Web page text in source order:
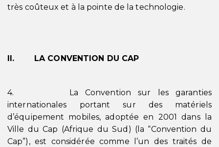
très coûteux et à la pointe de la technologie.
II. LA CONVENTION DU CAP
4. La Convention sur les garanties
internationales portant sur des matériels
d’équipement mobiles, adoptée en 2001 dans la
Ville du Cap (Afrique du Sud) (la “Convention du
Cap”), est considérée comme l’un des traités de